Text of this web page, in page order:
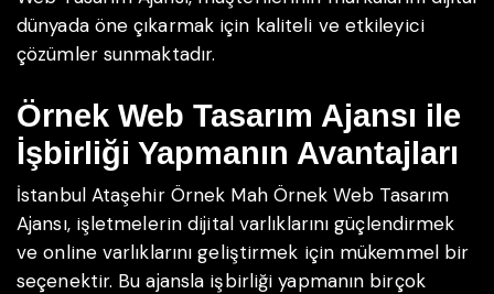
dünyada öne çıkarmak için kaliteli ve etkileyici
çözümler sunmaktadır.
Örnek Web Tasarım Ajansı ile
İşbirliği Yapmanın Avantajları
İstanbul Ataşehir Örnek Mah Örnek Web Tasarım
Ajansı, işletmelerin dijital varlıklarını güçlendirmek
ve online varlıklarını geliştirmek için mükemmel bir
seçenektir. Bu ajansla işbirliği yapmanın birçok